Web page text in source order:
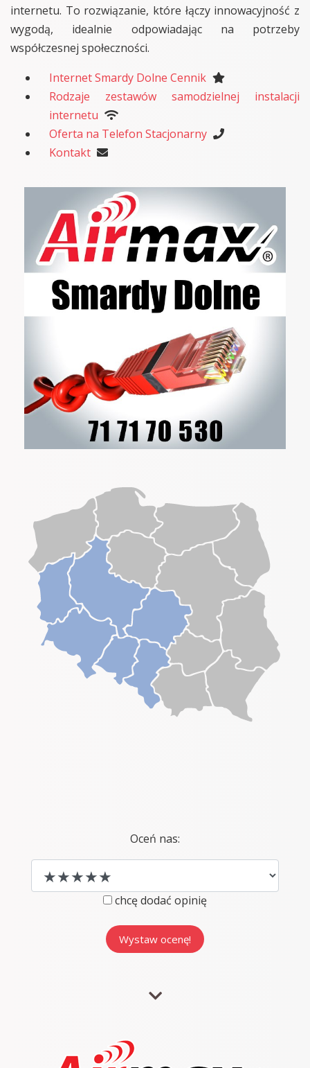
internetu. To rozwiązanie, które łączy innowacyjność z
wygodą, idealnie odpowiadając na potrzeby
współczesnej społeczności.
Internet Smardy Dolne Cennik
Rodzaje zestawów samodzielnej instalacji
internetu
Oferta na Telefon Stacjonarny
Kontakt
Oceń nas:
chcę dodać opinię